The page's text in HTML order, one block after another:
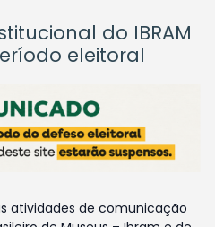
do IBRAM
eleitoral
atividades de comunicação